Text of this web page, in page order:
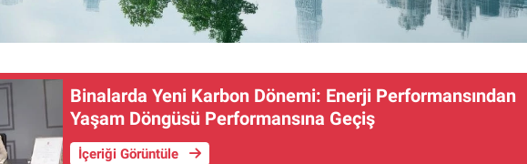
Binalarda Yeni Karbon Dönemi: Enerji Performansından
Yaşam Döngüsü Performansına Geçiş
İçeriği Görüntüle